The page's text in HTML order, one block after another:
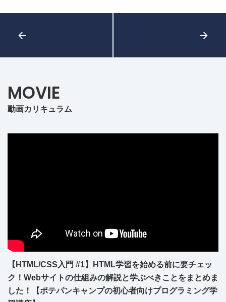
MOVIE
動画カリキュラム
【HTML/CSS入門 #1】HTML学習を始める前に要チェッ
ク！Webサイトの仕組みの解説と学ぶべきことをまとめま
した！【ポテパンキャンプの初心者向けプログラミング学